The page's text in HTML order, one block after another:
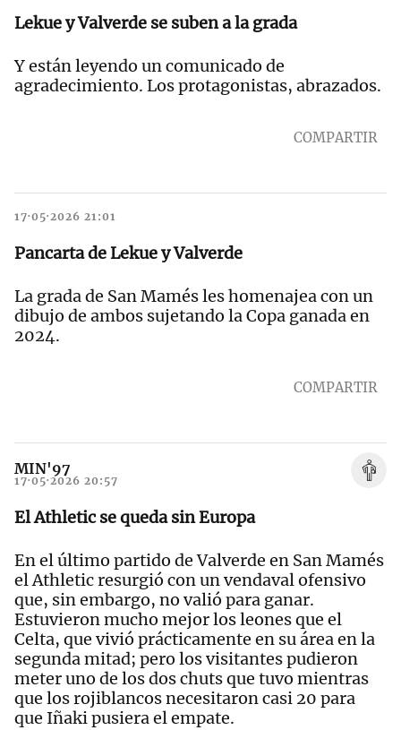
Lekue y Valverde se suben a la grada
Y están leyendo un comunicado de
agradecimiento. Los protagonistas, abrazados.
COMPARTIR
17·05·2026 21:01
Pancarta de Lekue y Valverde
La grada de San Mamés les homenajea con un
dibujo de ambos sujetando la Copa ganada en
2024.
COMPARTIR
MIN'97
17·05·2026 20:57
El Athletic se queda sin Europa
En el último partido de Valverde en San Mamés
el Athletic resurgió con un vendaval ofensivo
que, sin embargo, no valió para ganar.
Estuvieron mucho mejor los leones que el
Celta, que vivió prácticamente en su área en la
segunda mitad; pero los visitantes pudieron
meter uno de los dos chuts que tuvo mientras
que los rojiblancos necesitaron casi 20 para
que Iñaki pusiera el empate.